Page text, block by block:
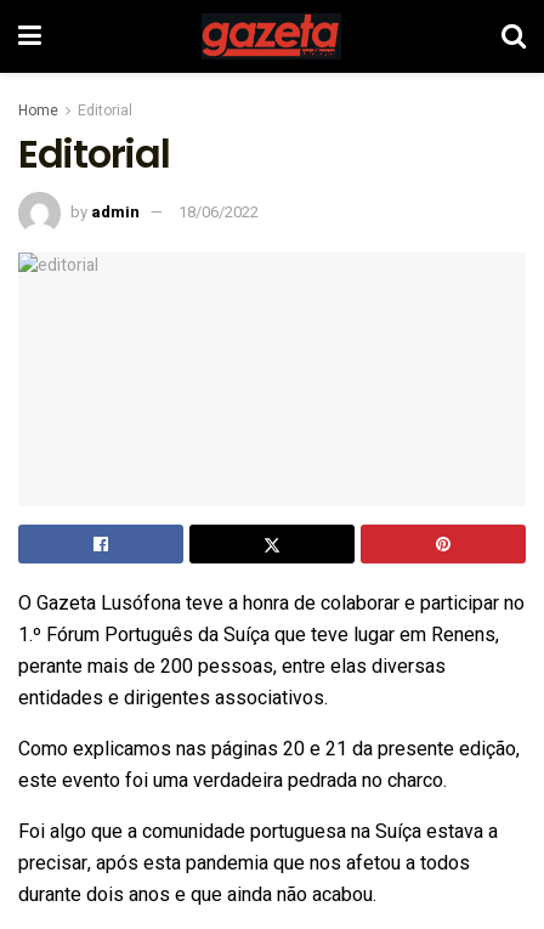
Home Editorial
Editorial
by admin 18/06/2022
O Gazeta Lusófona teve a honra de colaborar e participar no
1.º Fórum Português da Suíça que teve lugar em Renens,
perante mais de 200 pessoas, entre elas diversas
entidades e dirigentes associativos.
Como explicamos nas páginas 20 e 21 da presente edição,
este evento foi uma verdadeira pedrada no charco.
Foi algo que a comunidade portuguesa na Suíça estava a
precisar, após esta pandemia que nos afetou a todos
durante dois anos e que ainda não acabou.